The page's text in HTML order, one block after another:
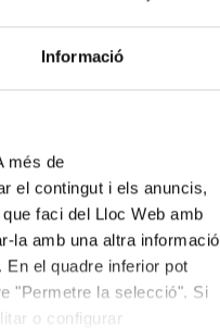
Informació
més de
el contingut i els anuncis,
faci del Lloc Web amb
la amb una altra informació
el quadre inferior pot
"Permetre la selecció". Si
o configurar
Bach i sobretot a
del tercer
op. 126,
vida. Clourà el
que hi
però motius
hagin comprat les